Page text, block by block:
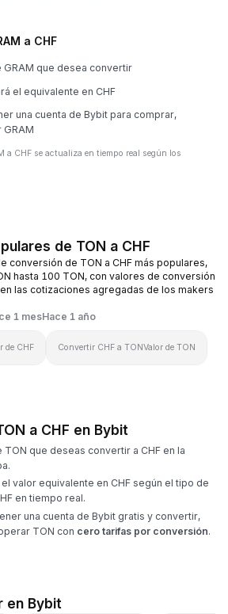
a CHF
GRAM que desea convertir
el equivalente en CHF
una cuenta de Bybit para comprar,
a CHF se actualiza en tiempo real según los
de TON a CHF
conversión de TON a CHF más populares,
hasta 100 TON, con valores de conversión
las cotizaciones agregadas de los makers
1 mesHace 1 año
de CHF Convertir CHF a TONValor de TON
a CHF en Bybit
que deseas convertir a CHF en la
valor equivalente en CHF según el tipo de
en tiempo real.
una cuenta de Bybit gratis y convertir,
TON con cero tarifas por conversión.
en Bybit